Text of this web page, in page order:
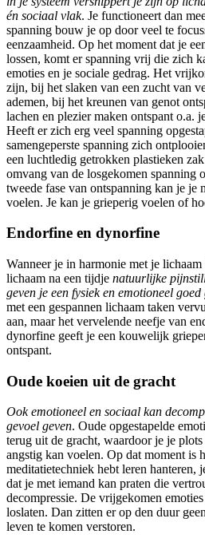
én sociaal vlak. Je functioneert dan
spanning bouw je op door veel te
eenzaamheid. Op het moment dat je
lossen, komt er spanning vrij die zich
emoties en je sociale gedrag. Het
zijn, bij het slaken van een zucht van
ademen, bij het kreunen van genot
lachen en plezier maken ontspant o.a.
Heeft er zich erg veel spanning
samengeperste spanning zich
een luchtledig getrokken plastieken
omvang van de losgekomen spanning
tweede fase van ontspanning kan je je
voelen. Je kan je grieperig voelen of
Endorfine en dynorfine
Wanneer je in harmonie met je
lichaam na een tijdje natuurlijke
geven je een fysiek en emotioneel goed
met een gespannen lichaam taken
aan, maar het vervelende neefje van
dynorfine geeft je een kouwelijk
ontspant.
Oude koeien uit de gracht
Ook emotioneel en sociaal kan
gevoel geven. Oude opgestapelde
terug uit de gracht, waardoor je je
angstig kan voelen. Op dat moment is
meditatietechniek hebt leren hanteren,
dat je met iemand kan praten die
decompressie. De vrijgekomen
loslaten. Dan zitten er op den duur
leven te komen verstoren.